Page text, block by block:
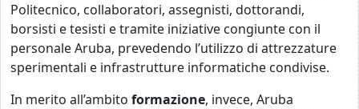
Politecnico, collaboratori, assegnisti, dottorandi,
borsisti e tesisti e tramite iniziative congiunte con il
personale Aruba, prevedendo l’utilizzo di attrezzature
sperimentali e infrastrutture informatiche condivise.
In merito all’ambito formazione, invece, Aruba